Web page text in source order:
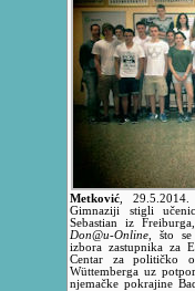
Metković
Gimnaziji stigli
Sebastian iz
Don@u-Online , što
izbora zastupnika za
Centar za političko
Wüttemberga uz
njemačke pokrajine